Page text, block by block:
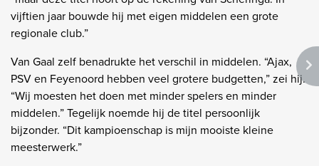
vijftien jaar bouwde hij met eigen middelen een grote
regionale club.”
Van Gaal zelf benadrukte het verschil in middelen. “Ajax,
PSV en Feyenoord hebben veel grotere budgetten,” zei hij.
“Wij moesten het doen met minder spelers en minder
middelen.” Tegelijk noemde hij de titel persoonlijk
bijzonder. “Dit kampioenschap is mijn mooiste kleine
meesterwerk.”